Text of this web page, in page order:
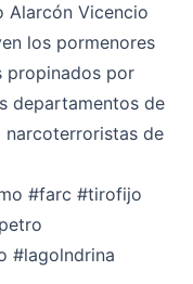
Alarcón Vicencio
los pormenores
propinados por
departamentos de
narcoterroristas de
#farc #tirofijo
#lagolndrina